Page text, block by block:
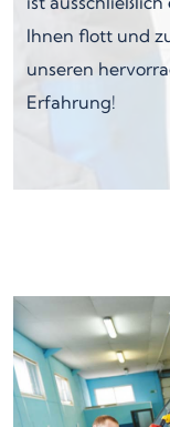
Ihnen flott und
unseren
Erfahrung!